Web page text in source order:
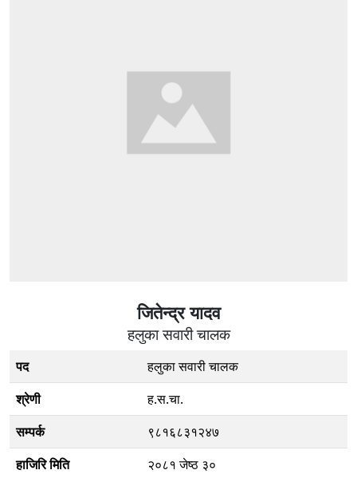
जितेन्द्र यादव
हलुका सवारी चालक
पद
हलुका सवारी चालक
श्रेणी
ह.स.चा.
सम्पर्क
९८१६८३१२४७
हाजिरि मिति
२०८१ जेष्ठ ३०